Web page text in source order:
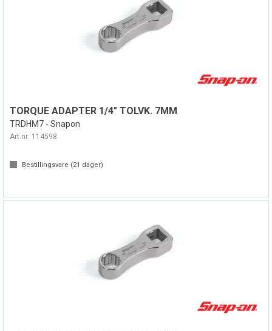
TORQUE ADAPTER 1/4" TOLVK. 7MM
TRDHM7 - Snapon
Art.nr: 114598
Bestillingsvare (21 dager)